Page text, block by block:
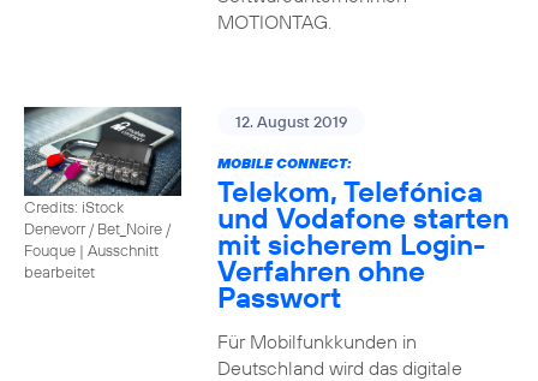
MOTIONTAG.
Credits: iStock
Denevorr / Bet_Noire /
Fouque | Ausschnitt
bearbeitet
12. August 2019
MOBILE CONNECT:
Telekom, Telefónica
und Vodafone starten
mit sicherem Login-
Verfahren ohne
Passwort
Für Mobilfunkkunden in
Deutschland wird das digitale